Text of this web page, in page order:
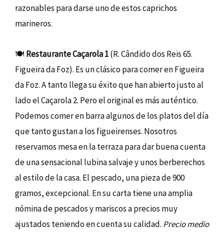
razonables para darse uno de estos caprichos
marineros.
🍽️ Restaurante Caçarola 1(R. Cândido dos Reis 65.
Figueira da Foz). Es un clásico para comer en Figueira
da Foz. A tanto llega su éxito que han abierto justo al
lado el Caçarola 2. Pero el original es más auténtico.
Podemos comer en barra algunos de los platos del día
que tanto gustan a los figueirenses. Nosotros
reservamos mesa en la terraza para dar buena cuenta
de una sensacional lubina salvaje y unos berberechos
al estilo de la casa. El pescado, una pieza de 900
gramos, excepcional. En su carta tiene una amplia
nómina de pescados y mariscos a precios muy
ajustados teniendo en cuenta su calidad. Precio medio